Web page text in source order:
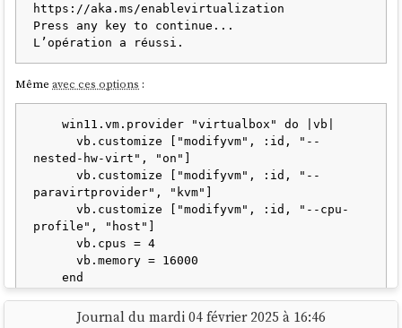
https://aka.ms/enablevirtualization
Press any key to continue...
Mêmeavec ces options :
    win11.vm.provider "virtualbox" do |vb|
      vb.customize ["modifyvm", :id, "--
nested-hw-virt", "on"]
      vb.customize ["modifyvm", :id, "--
paravirtprovider", "kvm"]
      vb.customize ["modifyvm", :id, "--cpu-
profile", "host"]
      vb.cpus = 4
      vb.memory = 16000
    end
Journal du mardi 04 février 2025 à 16:46